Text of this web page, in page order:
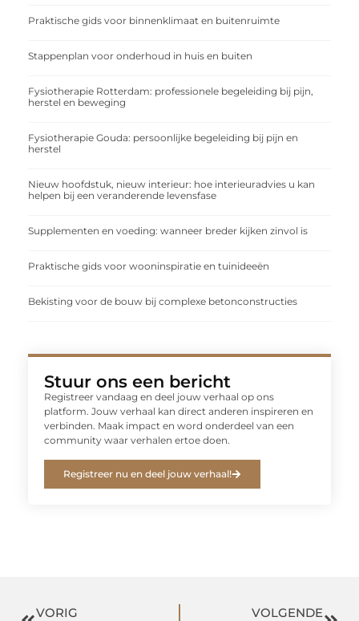
Praktische gids voor binnenklimaat en buitenruimte
Stappenplan voor onderhoud in huis en buiten
Fysiotherapie Rotterdam: professionele begeleiding bij pijn,
herstel en beweging
Fysiotherapie Gouda: persoonlijke begeleiding bij pijn en
herstel
Nieuw hoofdstuk, nieuw interieur: hoe interieuradvies u kan
helpen bij een veranderende levensfase
Supplementen en voeding: wanneer breder kijken zinvol is
Praktische gids voor wooninspiratie en tuinideeën
Bekisting voor de bouw bij complexe betonconstructies
Stuur ons een bericht
Registreer vandaag en deel jouw verhaal op ons
platform. Jouw verhaal kan direct anderen inspireren en
verbinden. Maak impact en word onderdeel van een
community waar verhalen ertoe doen.
Registreer nu en deel jouw verhaal!
VORIG VOLGENDE